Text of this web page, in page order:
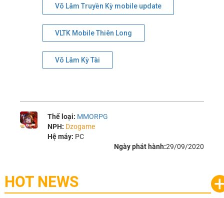
Võ Lâm Truyền Kỳ mobile update
VLTK Mobile Thiên Long
Võ Lâm Kỳ Tài
Thể loại: MMORPG
NPH: Dzogame
Hệ máy: PC
Ngày phát hành:29/09/2020
HOT NEWS